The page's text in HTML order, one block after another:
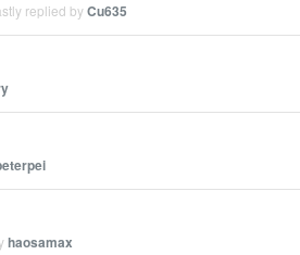
replied byCu635
haosamax